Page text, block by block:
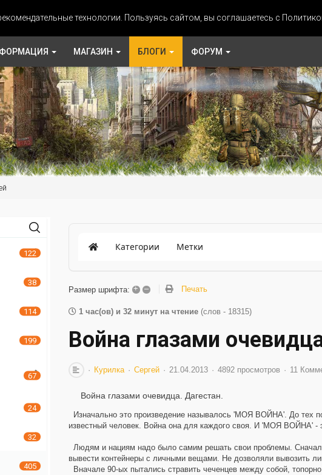
технологии. Пользуясь сайтом, вы соглашаетесь с
МАГАЗИН БЛОГИ ФОРУМ
Категории Метки
Размер шрифта: + – Печать
1 час(ов) и 32 минут на чтение (слов - 18315)
Война глазами
Курилка Сергей 21.04.2013 4892 просмотров 11
Война глазами очевидца. Дагестан.
Изначально это произведение называлось 'МОЯ ВОЙНА'. До тех
известный человек. Война она для каждого своя. И 'МОЯ ВОЙНА' -
Людям и нациям надо было самим решать свои проблемы.
вывести контейнеры с личными вещами. Не дозволяли вывозить
Вначале 90-ых пытались стравить чеченцев между собой,
122
38
114
199
67
24
32
405